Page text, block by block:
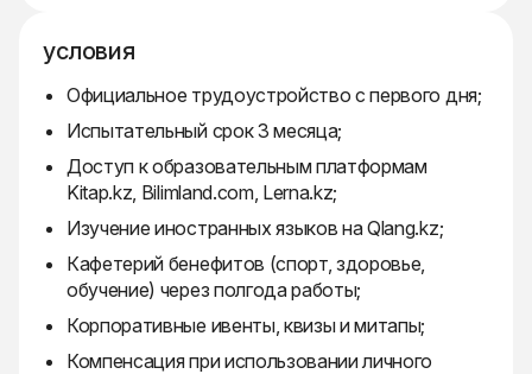
условия
Официальное трудоустройство с первого дня;
Испытательный срок 3 месяца;
Доступ к образовательным платформам
Kitap.kz, Bilimland.com, Lerna.kz;
Изучение иностранных языков на Qlang.kz;
Кафетерий бенефитов (спорт, здоровье,
обучение) через полгода работы;
Корпоративные ивенты, квизы и митапы;
Компенсация при использовании личного